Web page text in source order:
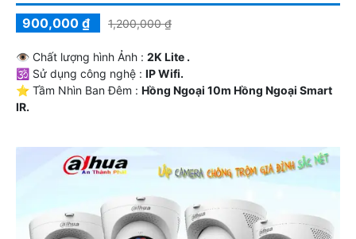
900,000 ₫
1,200,000 ₫
👁 Chất lượng hình Ảnh : 2K Lite .
🕉️ Sử dụng công nghệ : IP Wifi.
⭐ Tầm Nhìn Ban Đêm : Hồng Ngoại 10m Hồng Ngoại Smart
IR.